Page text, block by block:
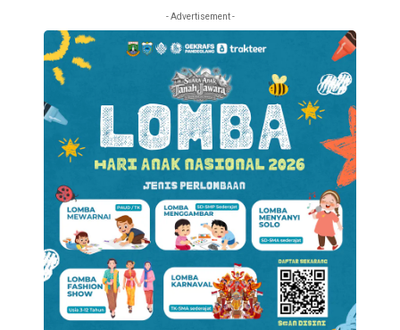
- Advertisement -